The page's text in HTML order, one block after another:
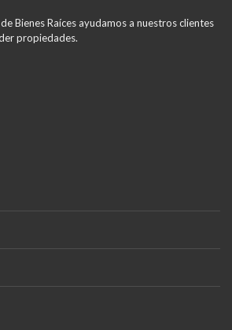
Bienes Raíces ayudamos a nuestros clientes
propiedades.